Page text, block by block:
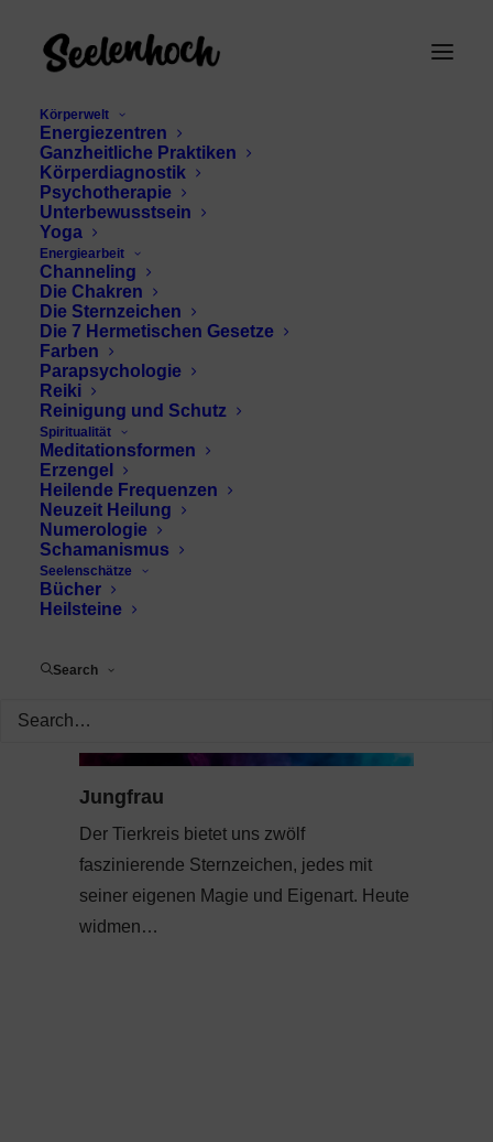
Körperwelt
Energiezentren
Ganzheitliche Praktiken
Körperdiagnostik
Psychotherapie
Unterbewusstsein
Yoga
Energiearbeit
Channeling
Die Chakren
Die Sternzeichen
Die 7 Hermetischen Gesetze
Farben
Parapsychologie
Reiki
Reinigung und Schutz
Spiritualität
Meditationsformen
Erzengel
Heilende Frequenzen
Neuzeit Heilung
Numerologie
Schamanismus
Seelenschätze
Bücher
Heilsteine
Search
Liebe Jungfrauen
Jungfrau
Der Tierkreis bietet uns zwölf
faszinierende Sternzeichen, jedes mit
seiner eigenen Magie und Eigenart. Heute
widmen…